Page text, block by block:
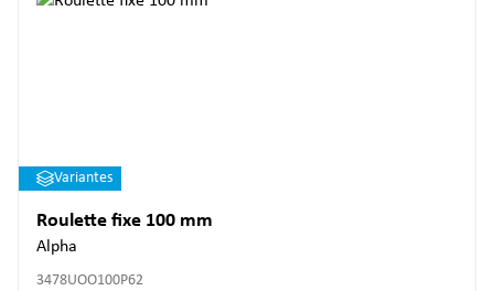
Variantes
Roulette fixe 100 mm
Alpha
3478UOO100P62